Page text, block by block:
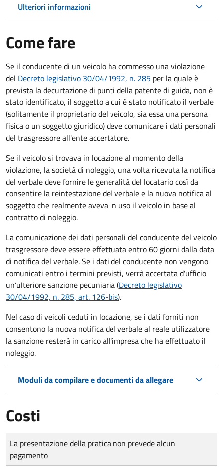
Ulteriori informazioni
Come fare
Se il conducente di un veicolo ha commesso una violazione
del Decreto legislativo 30/04/1992, n. 285 per la quale è
prevista la decurtazione di punti della patente di guida, non è
stato identificato, il soggetto a cui è stato notificato il verbale
(solitamente il proprietario del veicolo, sia essa una persona
fisica o un soggetto giuridico) deve comunicare i dati personali
del trasgressore all'ente accertatore.
Se il veicolo si trovava in locazione al momento della
violazione, la società di noleggio, una volta ricevuta la notifica
del verbale deve fornire le generalità del locatario così da
consentire la reintestazione del verbale e la nuova notifica al
soggetto che realmente aveva in uso il veicolo in base al
contratto di noleggio.
La comunicazione dei dati personali del conducente del veicolo
trasgressore deve essere effettuata entro 60 giorni dalla data
di notifica del verbale.Se i dati del conducente non vengono
comunicati entro i termini previsti, verrà accertata d'ufficio
un'ulteriore sanzione pecuniaria (Decreto legislativo
30/04/1992, n. 285, art. 126-bis).
Nel caso di veicoli ceduti in locazione, se i dati forniti non
consentono la nuova notifica del verbale al reale utilizzatore
la sanzione resterà in carico all'impresa che ha effettuato il
noleggio.
Moduli da compilare e documenti da allegare
Costi
Tipo di pagamento
Importo
La presentazione della pratica non prevede alcun
pagamento